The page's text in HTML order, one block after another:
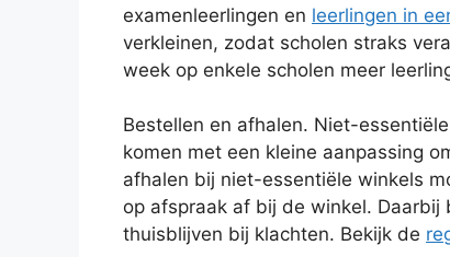
examenleerlingen en leerlingen in
verkleinen, zodat scholen straks
week op enkele scholen meer
Bestellen en afhalen. Niet-
komen met een kleine aanpassing
afhalen bij niet-essentiële winkels
op afspraak af bij de winkel.
thuisblijven bij klachten. Bekijk de